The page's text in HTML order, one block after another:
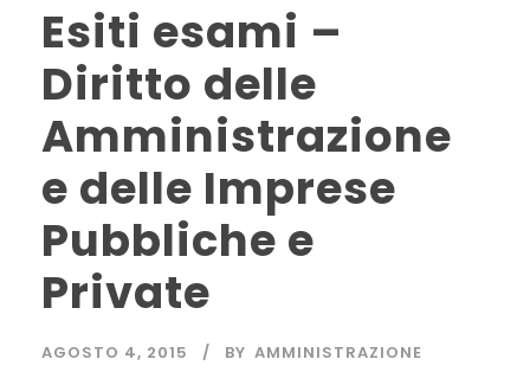
Esiti esami –
Diritto delle
Amministrazione
e delle Imprese
Pubbliche e
Private
AGOSTO 4, 2015 BY AMMINISTRAZIONE